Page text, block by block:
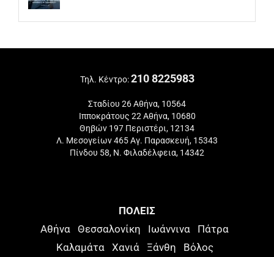
Τηλ. Κέντρο:210 8225983
Σταδίου 26 Αθήνα, 10564
Ιπποκράτους 22 Αθήνα, 10680
Θηβών 197 Περιστέρι, 12134
Λ. Μεσογείων 465 Αγ. Παρασκευή, 15343
Πίνδου 58, Ν. Φιλαδέλφεια, 14342
ΠΟΛΕΙΣ
Αθήνα Θεσσαλονίκη Ιωάννινα
Πάτρα
Καλαμάτα
Χανιά Ξάνθη Βόλος